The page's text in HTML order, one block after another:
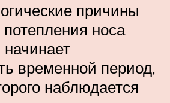
причины
носа
временной период,
наблюдается